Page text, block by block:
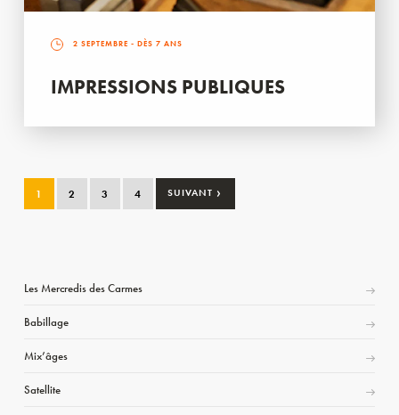
2 SEPTEMBRE - DÈS 7 ANS
IMPRESSIONS PUBLIQUES
1 2 3 4 SUIVANT ›
Les Mercredis des Carmes
Babillage
Mix’âges
Satellite